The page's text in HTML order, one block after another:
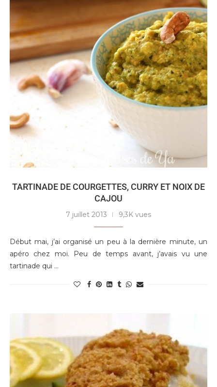
TARTINADE DE COURGETTES, CURRY ET NOIX DE
CAJOU
7 juillet 2013 9,3K vues
Début mai, j’ai organisé un peu à la dernière minute, un
apéro chez moi. Peu de temps avant, j’avais vu une
tartinade qui …